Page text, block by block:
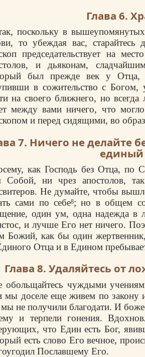
Глава 6.
поскольку в
то убеждая вас, старайтесь
председательствует на
и дьяконам,
был прежде век у Отца,
в сожительство с Богом,
на своего ближнего, но
между вами ничего, что
и перед сидящими, во
7. Ничего не делайте
как Господь без Отца, по
Собой, ни чрез апостолов,
Не думайте, чтобы
сами по себе8; но в общем
один ум, одна надежда в
и лучше Его нет ничего.
Божий, как бы один
Отца и в Едином
Глава 8. Удаляйтесь от
обольщайтесь чуждыми
мы доселе еще живем по закону
не получили благодати. И
и терпели гонения.
что Един есть Бог,
есть слово Его вечное,
Пославшему Его.